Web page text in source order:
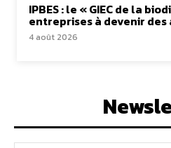
IPBES : le « GIEC de la
entreprises à devenir
4 août 2026